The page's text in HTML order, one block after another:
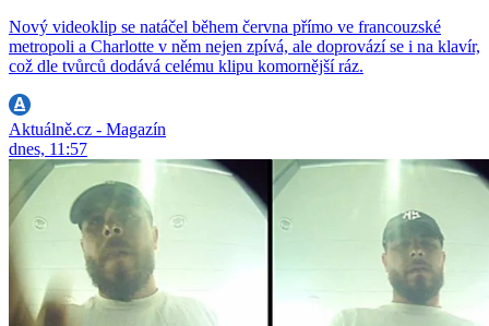
Nový videoklip se natáčel během června přímo ve francouzské
metropoli a Charlotte v něm nejen zpívá, ale doprovází se i na klavír,
což dle tvůrců dodává celému klipu komornější ráz.
Aktuálně.cz - Magazín
dnes, 11:57